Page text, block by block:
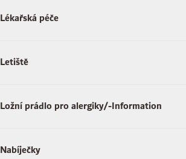
Lékařská péče
Letiště
Ložní prádlo pro alergiky/-Information
Nabíječky